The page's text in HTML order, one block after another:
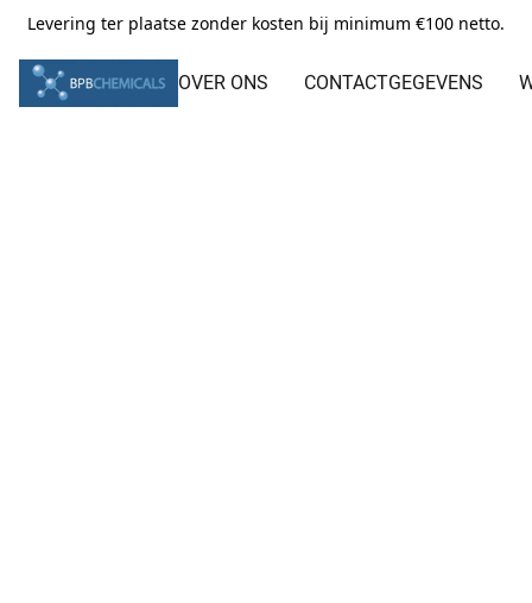
Levering ter plaatse zonder kosten bij minimum €100 netto.
OVER ONS CONTACTGEGEVENS